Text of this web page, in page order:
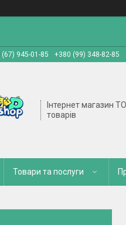
945-01-85 +380 (99) 348-82-85
Інтернет магазин
товарів
Товари та послуги